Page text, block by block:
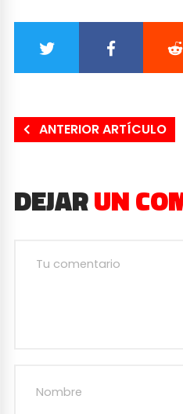
ANTERIOR ARTÍCULO
DEJARUN